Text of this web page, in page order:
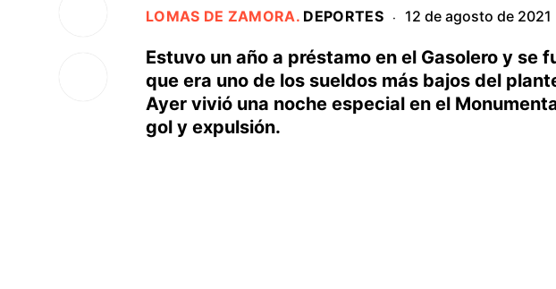
LOMAS DE ZAMORA. DEPORTES · 12 de agosto de 2021
Estuvo un año a préstamo en el Gasolero y se
que era uno de los sueldos más bajos del
Ayer vivió una noche especial en el
gol y expulsión.